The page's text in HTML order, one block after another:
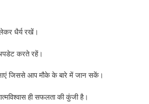
धैर्य रखें।
करते रहें।
जिससे आप मौके के बारे में जान सकें।
ही सफलता की कुंजी है।